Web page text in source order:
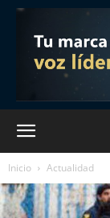
Inicio Actualidad